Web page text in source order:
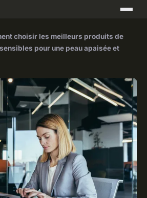
choisir les meilleurs produits de
pour une peau apaisée et